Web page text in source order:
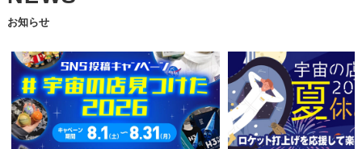
お知らせ